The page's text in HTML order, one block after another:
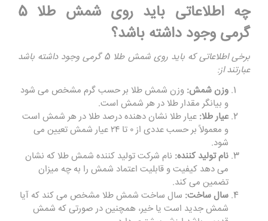
چه اطلاعاتی باید روی شمش طلا 5
گرمی وجود داشته باشد؟
برخی اطلاعاتی که باید روی شمش طلا 5 گرمی وجود داشته باشد
عبارتند از:
وزن شمش: وزن شمش طلا بر حسب گرم مشخص می ‌شود
و بیانگر مقدار طلا در هر شمش است.
عیار طلا: عیار طلا نشان دهنده درصد طلا در هر شمش است
و معمولاً بر حسب عددی از ۰ تا ۲۴ عیار شمش تعیین می
‌شود.
نام تولید کننده: نام شرکت تولید کننده شمش طلا که نشان
می ‌دهد کیفیت و قابلیت اعتماد شمش را به چه میزان
تضمین می ‌کند.
سال ساخت: سال ساخت شمش طلا مشخص می‌ کند که آیا
شمش جدید است یا خیر، همچنین در صورتی که شمش